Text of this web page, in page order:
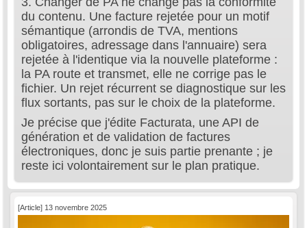
du contenu. Une facture rejetée pour un motif
sémantique (arrondis de TVA, mentions
obligatoires, adressage dans l'annuaire) sera
rejetée à l'identique via la nouvelle plateforme :
la PA route et transmet, elle ne corrige pas le
fichier. Un rejet récurrent se diagnostique sur les
flux sortants, pas sur le choix de la plateforme.
Je précise que j'édite Facturata, une API de
génération et de validation de factures
électroniques, donc je suis partie prenante ; je
reste ici volontairement sur le plan pratique.
[Article] 13 novembre 2025